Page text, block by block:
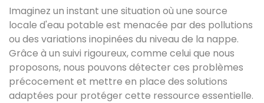
Imaginez un instant une situation où une source
locale d'eau potable est menacée par des pollutions
ou des variations inopinées du niveau de la nappe.
Grâce à un suivi rigoureux, comme celui que nous
proposons, nous pouvons détecter ces problèmes
précocement et mettre en place des solutions
adaptées pour protéger cette ressource essentielle.